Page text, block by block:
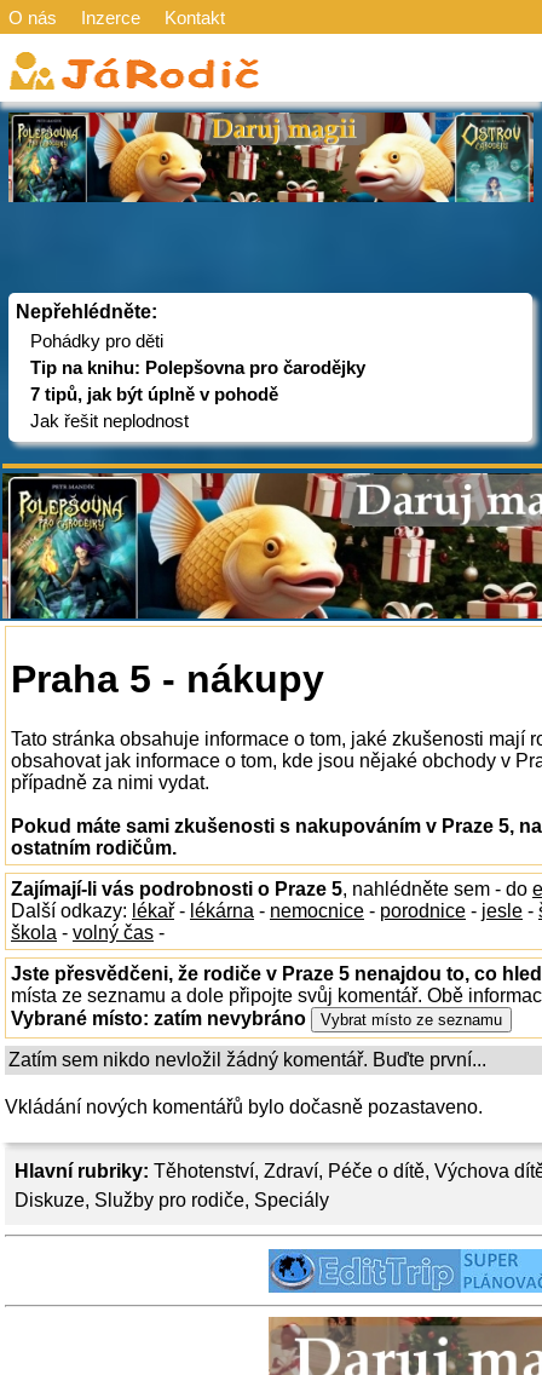
O nás Inzerce Kontakt
Nepřehlédněte:
Pohádky pro děti
Tip na knihu: Polepšovna pro čarodějky
7 tipů, jak být úplně v pohodě
Jak řešit neplodnost
Hlavní rubriky: Těhotenství, Zdraví, Péče o dítě, Výchova
Diskuze, Služby pro rodiče, Speciály
Praha 5 - nákupy
Tato stránka obsahuje informace o tom, jaké zkušenosti mají
obsahovat jak informace o tom, kde jsou nějaké obchody v
případně za nimi vydat.
Pokud máte sami zkušenosti s nakupováním v Praze 5,
ostatním rodičům.
Zajímají-li vás podrobnosti o Praze 5, nahlédněte sem - do
Další odkazy: lékař - lékárna - nemocnice - porodnice - jesle -
škola - volný čas -
Jste přesvědčeni, že rodiče v Praze 5 nenajdou to, co
místa ze seznamu a dole připojte svůj komentář. Obě
Vybrané místo: zatím nevybráno
Zatím sem nikdo nevložil žádný komentář. Buďte první...
Vkládání nových komentářů bylo dočasně pozastaveno.